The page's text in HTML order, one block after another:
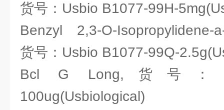
货号：Usbio B1077-99H-
Benzyl 2,3-O-Isopropylidene-
货号：Usbio B1077-99Q-
Bcl G Long,货号：
100ug(Usbiological)